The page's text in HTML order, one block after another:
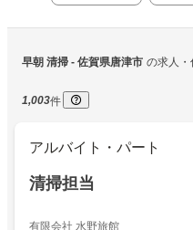
早朝 清掃 - 佐賀県唐津市 の求人・
1,003件
アルバイト・パート
清掃担当
有限会社 水野旅館